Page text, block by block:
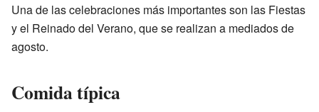
Una de las celebraciones más importantes son las Fiestas
y el Reinado del Verano, que se realizan a mediados de
agosto.
Comida típica